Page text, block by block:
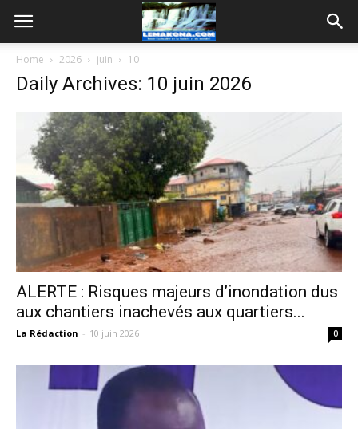
Home 2026 juin 10
Daily Archives: 10 juin 2026
ALERTE : Risques majeurs d’inondation dus
aux chantiers inachevés aux quartiers...
La Rédaction - 10 juin 2026 0